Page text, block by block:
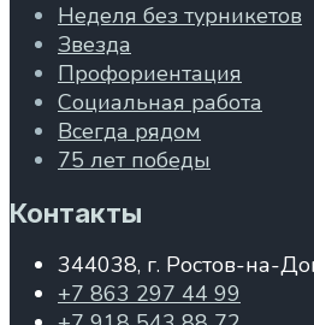
Неделя без турникетов
Звезда
Профориентация
Социальная работа
Всегда рядом
75 лет победы
Контакты
344038, г. Ростов-на-
+7 863 297 44 99